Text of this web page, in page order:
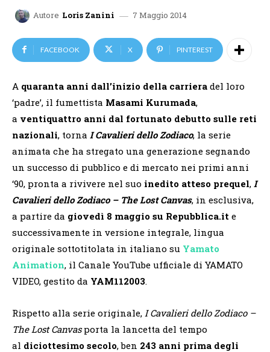
Autore Loris Zanini 7 Maggio 2014
FACEBOOK X PINTEREST
A quaranta anni dall’inizio della carriera del loro
‘padre’, il fumettista Masami Kurumada,
a ventiquattro anni dal fortunato debutto sulle reti
nazionali, torna I Cavalieri dello Zodiaco, la serie
animata che ha stregato una generazione segnando
un successo di pubblico e di mercato nei primi anni
‘90, pronta a rivivere nel suo inedito atteso prequel, I
Cavalieri dello Zodiaco – The Lost Canvas, in esclusiva,
a partire da giovedì 8 maggio su Repubblica.it e
successivamente in versione integrale, lingua
originale sottotitolata in italiano su Yamato
Animation, il Canale YouTube ufficiale di YAMATO
VIDEO, gestito da YAM112003.
Rispetto alla serie originale, I Cavalieri dello Zodiaco –
The Lost Canvasporta la lancetta del tempo
al diciottesimo secolo, ben 243 anni prima degli